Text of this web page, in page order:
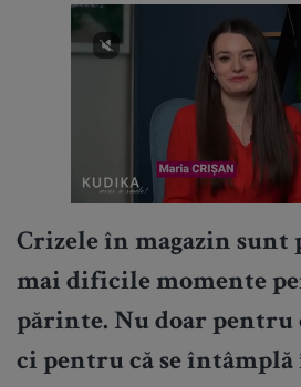
Crizele în magazin sunt
mai dificile momente
părinte. Nu doar pentru
ci pentru că se